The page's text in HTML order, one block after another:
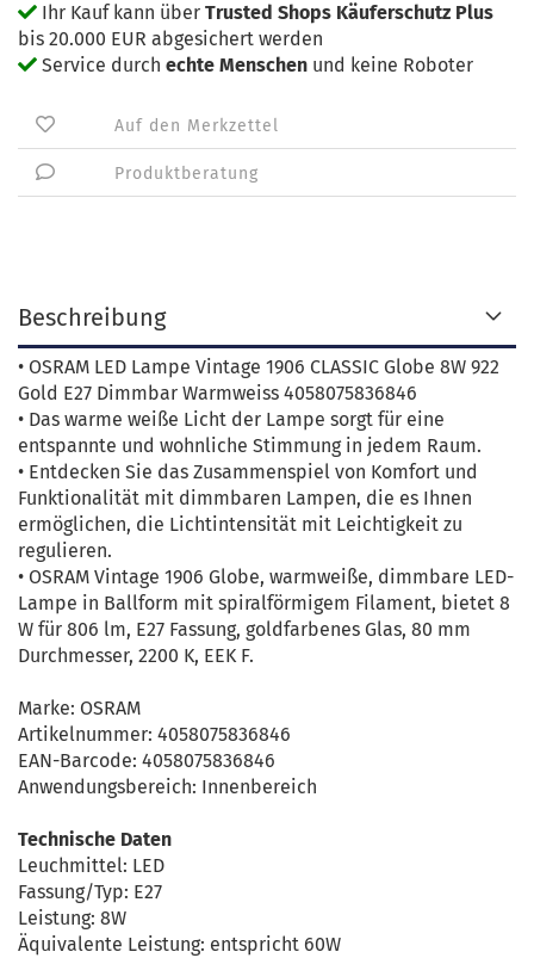
Ihr Kauf kann über Trusted Shops Käuferschutz Plus
bis 20.000 EUR abgesichert werden
Service durch echte Menschen und keine Roboter
Auf den Merkzettel
Produktberatung
Beschreibung
• OSRAM LED Lampe Vintage 1906 CLASSIC Globe 8W 922
Gold E27 Dimmbar Warmweiss 4058075836846
• Das warme weiße Licht der Lampe sorgt für eine
entspannte und wohnliche Stimmung in jedem Raum.
• Entdecken Sie das Zusammenspiel von Komfort und
Funktionalität mit dimmbaren Lampen, die es Ihnen
ermöglichen, die Lichtintensität mit Leichtigkeit zu
regulieren.
• OSRAM Vintage 1906 Globe, warmweiße, dimmbare LED-
Lampe in Ballform mit spiralförmigem Filament, bietet 8
W für 806 lm, E27 Fassung, goldfarbenes Glas, 80 mm
Durchmesser, 2200 K, EEK F.
Marke: OSRAM
Artikelnummer: 4058075836846
EAN-Barcode: 4058075836846
Anwendungsbereich: Innenbereich
Technische Daten
Leuchmittel: LED
Fassung/Typ: E27
Leistung: 8W
Äquivalente Leistung: entspricht 60W